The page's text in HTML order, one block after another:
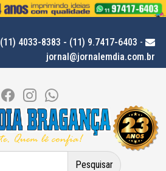
(11) 4033-8383 - (11) 9.7417-6403 -
jornal@jornalemdia.com.br